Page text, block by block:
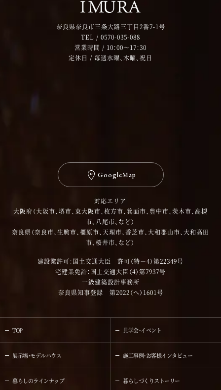
奈良県奈良市三条大路三丁目2番7-1号
TEL / 0570-035-088
営業時間 / 10：00～17：30
定休日 / 毎週水曜、木曜、祝日
GoogleMap
対応エリア
大阪府（大阪市、堺市、東大阪市、枚方市、箕面市、豊中市、茨木市、高槻
市、八尾市、など）
奈良県（奈良市、生駒市、橿原市、天理市、香芝市、大和郡山市、大和高田
市、桜井市、など）
建設業許可：国土交通大臣 許可（特－4）第22349号
宅建業免許：国土交通大臣（4）第7937号
一級建築設計事務所
奈良県知事登録 第2022（へ）1601号
TOP 見学会・イベント
展示場・モデルハウス 施工事例・お客様インタビュー
暮らしのラインナップ 暮らしづくりストーリー